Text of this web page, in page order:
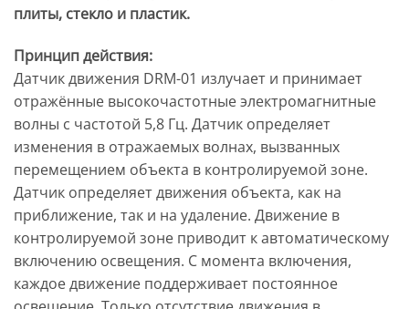
плиты, стекло и пластик.
Принцип действия:
Датчик движения DRM-01 излучает и принимает
отражённые высокочастотные электромагнитные
волны с частотой 5,8 Гц. Датчик определяет
изменения в отражаемых волнах, вызванных
перемещением объекта в контролируемой зоне.
Датчик определяет движения объекта, как на
приближение, так и на удаление. Движение в
контролируемой зоне приводит к автоматическому
включению освещения. С момента включения,
каждое движение поддерживает постоянное